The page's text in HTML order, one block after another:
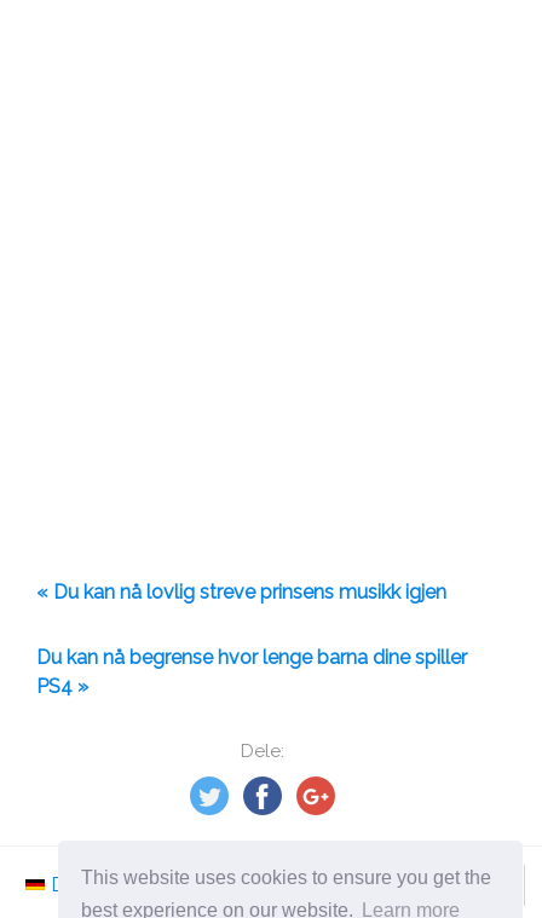
This website uses cookies to ensure you get the
best experience on our website.
Learn more
Dele:
« Du kan nå lovlig streve prinsens musikk igjen
Du kan nå begrense hvor lenge barna dine spiller
PS4 »
Deutsch Nederlands Svenska
Norsk